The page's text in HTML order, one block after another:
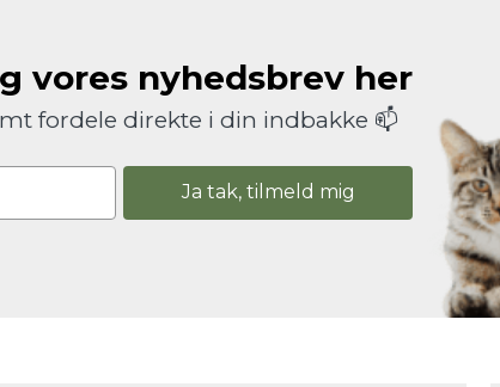
vores nyhedsbrev her
fordele direkte i din indbakke 📫
Ja tak, tilmeld mig